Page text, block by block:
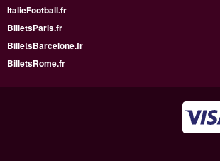
ItalieFootball.fr
BilletsParis.fr
BilletsBarcelone.fr
BilletsRome.fr